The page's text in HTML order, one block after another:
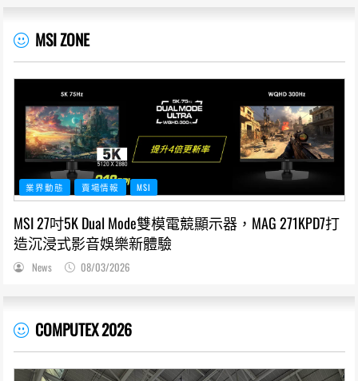
MSI ZONE
業界動態 賣場情報 MSI
MSI 27吋5K Dual Mode雙模電競顯示器，MAG 271KPD7打
造沉浸式影音娛樂新體驗
News 08/03/2026
COMPUTEX 2026